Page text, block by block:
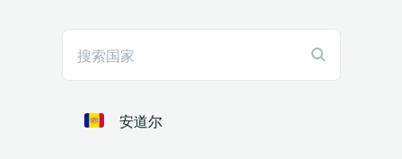
安道尔